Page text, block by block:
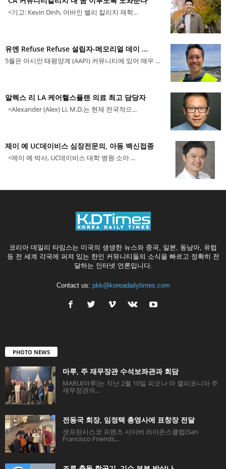
<기고: Kevin Dinh, 어바인 밸리 칼리지 재학...
유엔 Refuse Refuse 설립자-메모리얼 데이 ...
5월은 아시안 태평양계 (AAPI) 커뮤니티에 있어 매우 ...
알렉스 리 LA 케어핼스플랜 의료 최고 담당자
<Alexander (Alex) Li, M.D.는 현재 전국적으...
제이 예 UC데이비스 심장전문의, 아동 백신접종
<제이 예 박사, UC데이비스 대학 병원 소아 ...
코리아 데일리 타임스는 미국의 생생한 뉴스와 중국, 일본, 동남아, 유럽
등 전 세계 각국에 퍼져 있는 한인 커뮤니티들의 소식을 빠르고 정확히 전
달하는 인터넷 언론입니다.
Contact us: pkk@koreadailytimes.com
PHOTO NEWS
마루, 주 재무장관 수석보좌관과 회담
MARU(마루)는 지난 2월 10일 피오나 마 캘리포니아 주
재무장관의...
전동국 회장, 임정택 총영사에 표창장 전달
샌프란시스코 프렌즈 사이버 라이온스클럽(San
Francisco Friends...